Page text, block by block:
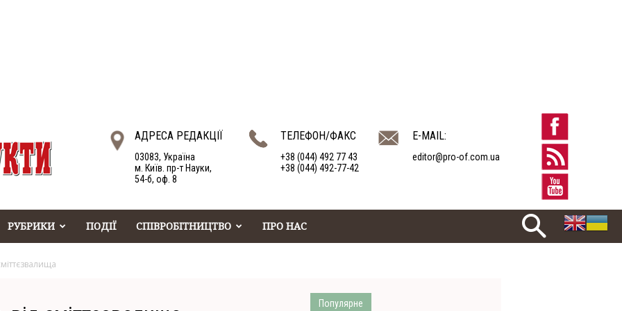
АДРЕСА РЕДАКЦІЇ
03083, Україна
м. Київ. пр-т Науки,
54-б, оф. 8
ТЕЛЕФОН/ФАКС
+38 (044) 492 77 43
+38 (044) 492-77-42
E-MAIL:
editor@pro-of.com.ua
РУБРИКИ ПОДІЇ СПІВРОБІТНИЦТВО ПРО НАС
Популярне